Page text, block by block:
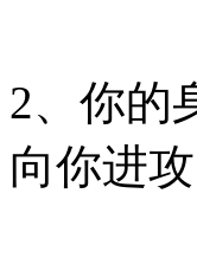
2、你的
向你进攻